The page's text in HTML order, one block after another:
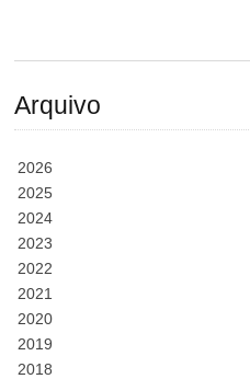
Arquivo
2026
2025
2024
2023
2022
2021
2020
2019
2018